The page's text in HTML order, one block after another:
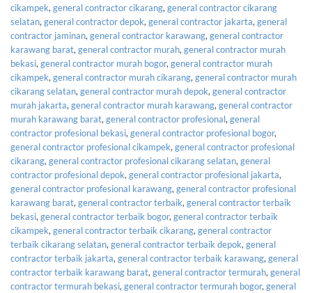
cikampek, general contractor cikarang, general contractor cikarang
selatan, general contractor depok, general contractor jakarta, general
contractor jaminan, general contractor karawang, general contractor
karawang barat, general contractor murah, general contractor murah
bekasi, general contractor murah bogor, general contractor murah
cikampek, general contractor murah cikarang, general contractor murah
cikarang selatan, general contractor murah depok, general contractor
murah jakarta, general contractor murah karawang, general contractor
murah karawang barat, general contractor profesional, general
contractor profesional bekasi, general contractor profesional bogor,
general contractor profesional cikampek, general contractor profesional
cikarang, general contractor profesional cikarang selatan, general
contractor profesional depok, general contractor profesional jakarta,
general contractor profesional karawang, general contractor profesional
karawang barat, general contractor terbaik, general contractor terbaik
bekasi, general contractor terbaik bogor, general contractor terbaik
cikampek, general contractor terbaik cikarang, general contractor
terbaik cikarang selatan, general contractor terbaik depok, general
contractor terbaik jakarta, general contractor terbaik karawang, general
contractor terbaik karawang barat, general contractor termurah, general
contractor termurah bekasi, general contractor termurah bogor, general